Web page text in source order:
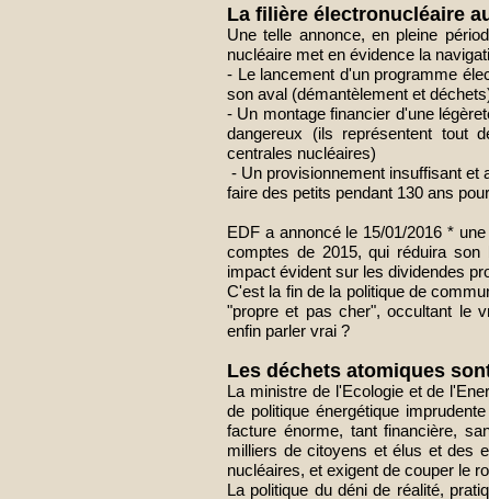
La filière électronucléaire
Une telle annonce, en pleine
nucléaire met en évidence la
- Le lancement d'un programme
son aval (démantèlement et
- Un montage financier d'une
dangereux (ils représentent tout
centrales nucléaires)
- Un provisionnement insuffisant et
faire des petits pendant 130 ans
EDF a annoncé le 15/01/2016 *
comptes de 2015, qui réduira
impact évident sur les dividendes
C'est la fin de la politique de
"propre et pas cher", occultant le
enfin parler vrai ?
Les déchets atomiques
La ministre de l'Ecologie et de
de politique énergétique
facture énorme, tant financière,
milliers de citoyens et élus et des
nucléaires, et exigent de couper le
La politique du déni de réalité,